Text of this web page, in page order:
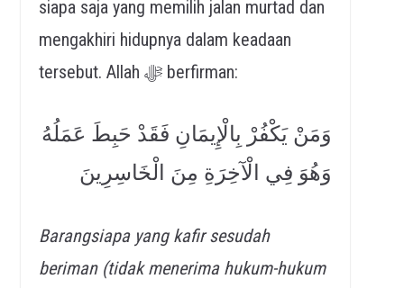
siapa saja yang memilih jalan murtad dan
mengakhiri hidupnya dalam keadaan
tersebut. Allah ﷻ berfirman:
وَمَنْ يَكْفُرْ بِالْإِيمَانِ فَقَدْ حَبِطَ عَمَلُهُ
وَهُوَ فِي الْآخِرَةِ مِنَ الْخَاسِرِينَ
Barangsiapa yang kafir sesudah
beriman (tidak menerima hukum-hukum